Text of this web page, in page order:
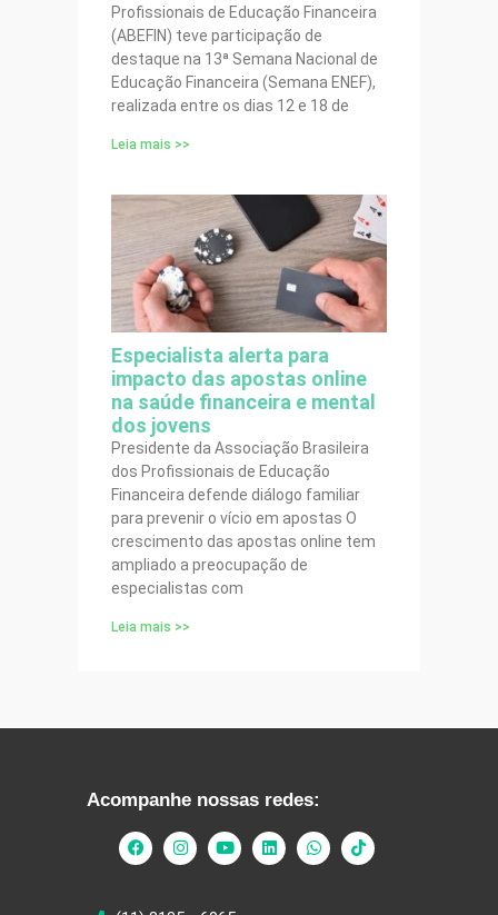
Profissionais de Educação Financeira
(ABEFIN) teve participação de
destaque na 13ª Semana Nacional de
Educação Financeira (Semana ENEF),
realizada entre os dias 12 e 18 de
Leia mais >>
Especialista alerta para
impacto das apostas online
na saúde financeira e mental
dos jovens
Presidente da Associação Brasileira
dos Profissionais de Educação
Financeira defende diálogo familiar
para prevenir o vício em apostas O
crescimento das apostas online tem
ampliado a preocupação de
especialistas com
Leia mais >>
Acompanhe nossas redes: